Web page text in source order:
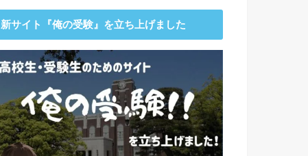
新サイト『俺の受験』を立ち上げました